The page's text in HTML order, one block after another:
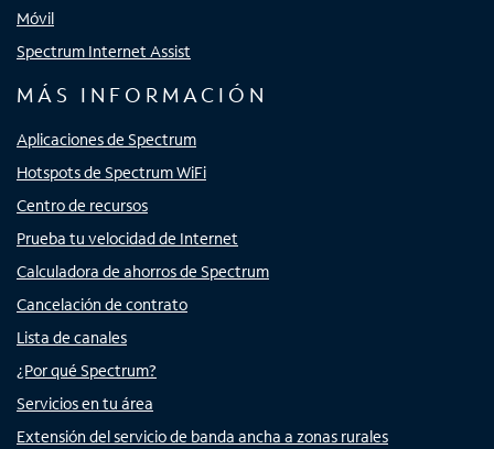
Móvil
Spectrum Internet Assist
MÁS INFORMACIÓN
Aplicaciones de Spectrum
Hotspots de Spectrum WiFi
Centro de recursos
Prueba tu velocidad de Internet
Calculadora de ahorros de Spectrum
Cancelación de contrato
Lista de canales
¿Por qué Spectrum?
Servicios en tu área
Extensión del servicio de banda ancha a zonas rurales